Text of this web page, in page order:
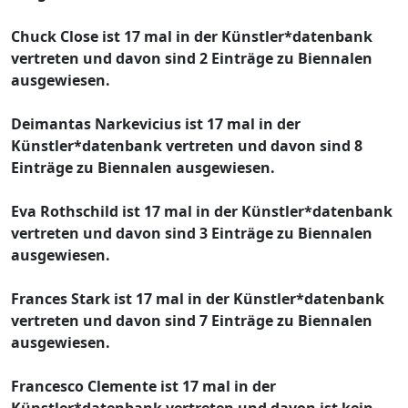
Chuck Close ist 17 mal in der Künstler*datenbank
vertreten und davon sind 2 Einträge zu Biennalen
ausgewiesen.
Deimantas Narkevicius ist 17 mal in der
Künstler*datenbank vertreten und davon sind 8
Einträge zu Biennalen ausgewiesen.
Eva Rothschild ist 17 mal in der Künstler*datenbank
vertreten und davon sind 3 Einträge zu Biennalen
ausgewiesen.
Frances Stark ist 17 mal in der Künstler*datenbank
vertreten und davon sind 7 Einträge zu Biennalen
ausgewiesen.
Francesco Clemente ist 17 mal in der